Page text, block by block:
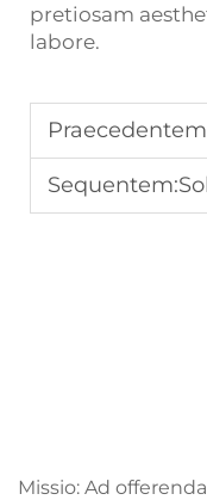
pretiosam
labore.
Sequentem:
Missio: Ad